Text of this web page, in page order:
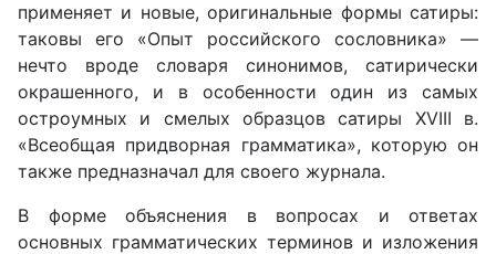
применяет и новые, оригинальные формы сатиры:
таковы его «Опыт российского сословника» —
нечто вроде словаря синонимов, сатирически
окрашенного, и в особенности один из самых
остроумных и смелых образцов сатиры XVIII в.
«Всеобщая придворная грамматика», которую он
также предназначал для своего журнала.
В форме объяснения в вопросах и ответах
основных грамматических терминов и изложения